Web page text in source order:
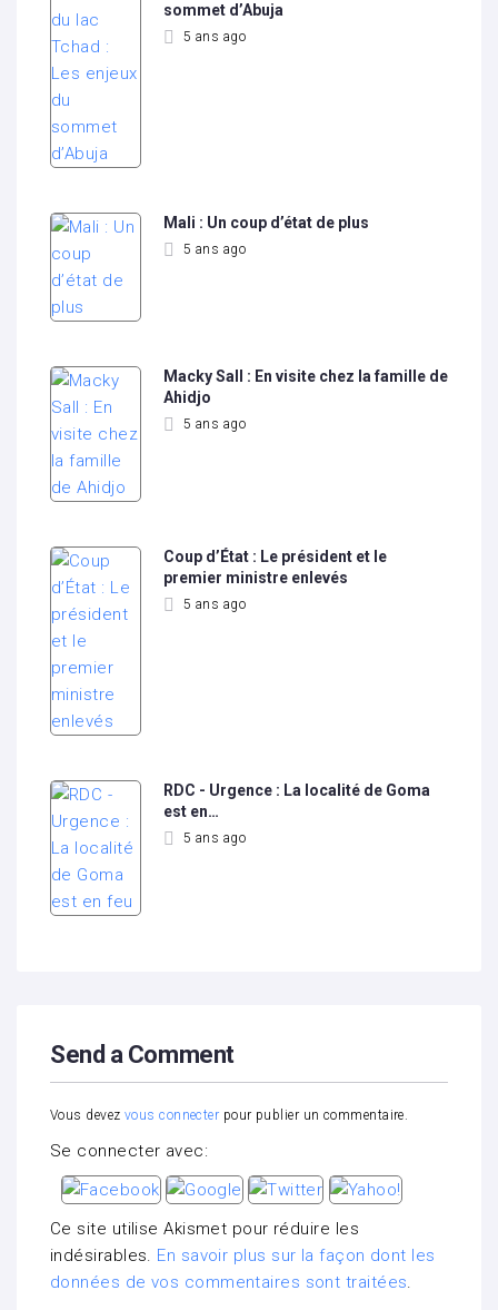
sommet d’Abuja
5 ans ago
Mali : Un coup d’état de plus
5 ans ago
Macky Sall : En visite chez la famille de
Ahidjo
5 ans ago
Coup d’État : Le président et le
premier ministre enlevés
5 ans ago
RDC - Urgence : La localité de Goma
est en…
5 ans ago
Send a Comment
Vous devez vous connecter pour publier un commentaire.
Se connecter avec:
Ce site utilise Akismet pour réduire les
indésirables. En savoir plus sur la façon dont les
données de vos commentaires sont traitées.